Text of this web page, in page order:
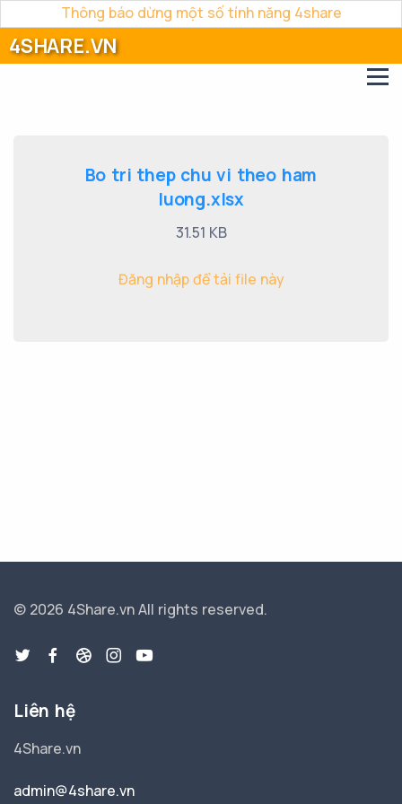
Thông báo dừng một số tính năng 4share
4SHARE.VN
Bo tri thep chu vi theo ham
luong.xlsx
31.51 KB
Đăng nhập để tải file này
© 2026 4Share.vnAll rights reserved.
Liên hệ
4Share.vn
admin@4share.vn